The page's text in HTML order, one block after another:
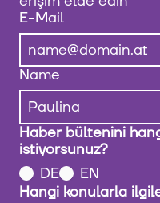
E-Mail
Name
Haber bültenini
istiyorsunuz?
DE
EN
Hangi konularla